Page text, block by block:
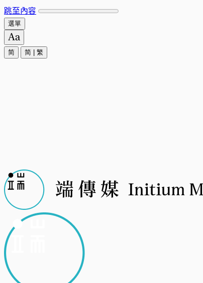
跳至內容
選單
简 简 繁